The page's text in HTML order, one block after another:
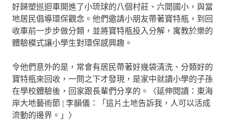
好歸塑巡迴車開進了小琉球的八個村莊、六間國小，與當
地居民倡導環保觀念。他們邀請小朋友帶著寶特瓶，到回
收車前一步步做分類，並將寶特瓶投入分解，寓教於樂的
體驗模式讓小學生對環保感興趣。
令他們意外的是，常會有居民帶著好幾袋清洗、分類好的
寶特瓶來回收，一問之下才發現，是家中就讀小學的子孫
在學校體驗後，回家跟長輩們分享的。〈延伸閱讀：東海
岸大地藝術節 | 李韻儀：「這片土地告訴我，人可以活成
流動的邊界。」〉